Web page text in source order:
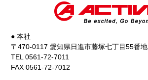
● 本社
〒470-0117 愛知県日進市藤塚七丁目55番地
TEL 0561-72-7011
FAX 0561-72-7012